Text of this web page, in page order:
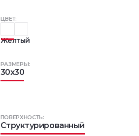
ЦВЕТ:
Желтый
РАЗМЕРЫ:
30x30
ПОВЕРХНОСТЬ:
Структурированный